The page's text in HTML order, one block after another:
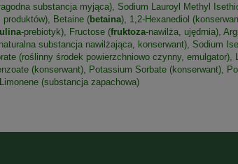
substancja myjąca), Sodium Lauroyl Methyl
Betaine (betaina), 1,2-Hexanediol
-prebiotyk), Fructose (fruktoza-nawilża, ujędrnia),
substancja nawilżająca, konserwant), Sodium
(roślinny środek powierzchniowo czynny,
(konserwant), Potassium Sorbate (konserwant),
(substancja zapachowa)